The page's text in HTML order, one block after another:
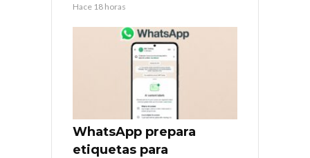
Hace 18 horas
WhatsApp prepara
etiquetas para